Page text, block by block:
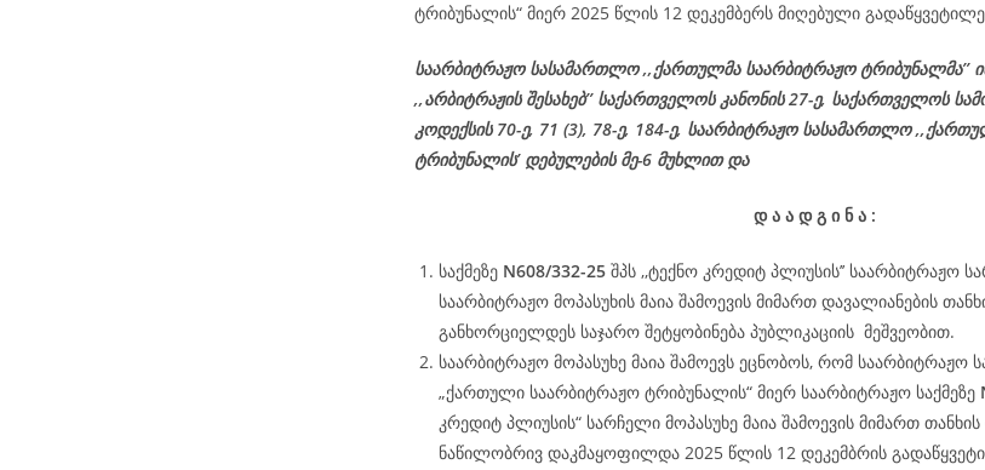
ტრიბუნალის“ მიერ 2025 წლის 12 დეკემბერს მიღებული
საარბიტრაჟო სასამართლო ,,ქართულმა საარბიტრაჟო ტრიბუნალმა’’
,,არბიტრაჟის შესახებ’’ საქართველოს კანონის 27-ე, საქართველოს
კოდექსის 70-ე, 71 (3), 78-ე, 184-ე, საარბიტრაჟო სასამართლო
ტრიბუნალის’ დებულების მე-6 მუხლით და
დ ა ა დ გ ი ნ ა :
საქმეზე N608/332-25 შპს ,,ტექნო კრედიტ პლიუსის’’ საარბიტრაჟო
საარბიტრაჟო მოპასუხის მაია შამოევის მიმართ დავალიანების
განხორციელდეს საჯარო შეტყობინება პუბლიკაციის მეშვეობით.
საარბიტრაჟო მოპასუხე მაია შამოევს ეცნობოს, რომ საარბიტრაჟო
„ქართული საარბიტრაჟო ტრიბუნალის“ მიერ საარბიტრაჟო საქმეზე
კრედიტ პლიუსის“ სარჩელი მოპასუხე მაია შამოევის მიმართ თანხის
ნაწილობრივ დაკმაყოფილდა 2025 წლის 12 დეკემბრის